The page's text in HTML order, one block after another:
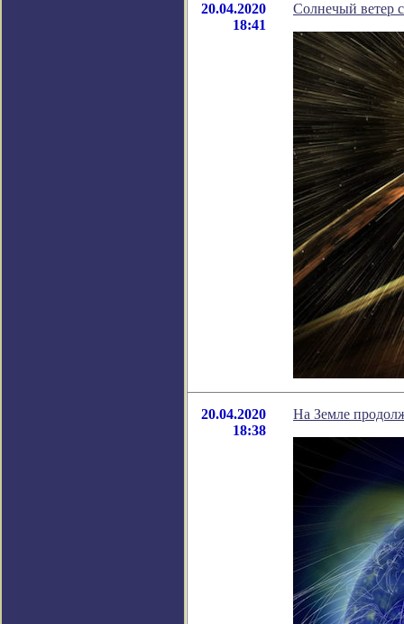
20.04.2020
18:41
Солнечый ветер
20.04.2020
18:38
На Земле